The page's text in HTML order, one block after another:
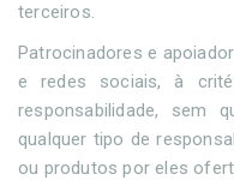
terceiros.
Patrocinadores e
e redes sociais, à
responsabilidade, sem
qualquer tipo de
ou produtos por eles